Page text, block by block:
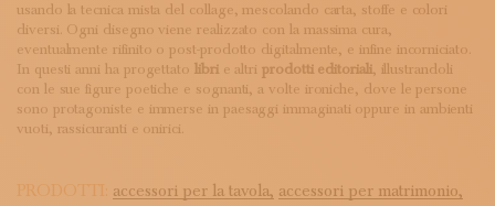
usando la tecnica mista del collage, mescolando carta, stoffe e colori
diversi. Ogni disegno viene realizzato con la massima cura,
eventualmente rifinito o post-prodotto digitalmente, e infine incorniciato.
In questi anni ha progettato librie altriprodotti editoriali, illustrandoli
con le sue figure poetiche e sognanti, a volte ironiche, dove le persone
sono protagoniste e immerse in paesaggi immaginati oppure in ambienti
vuoti, rassicuranti e onirici.
PRODOTTI: accessori per la tavola, accessori per matrimonio,